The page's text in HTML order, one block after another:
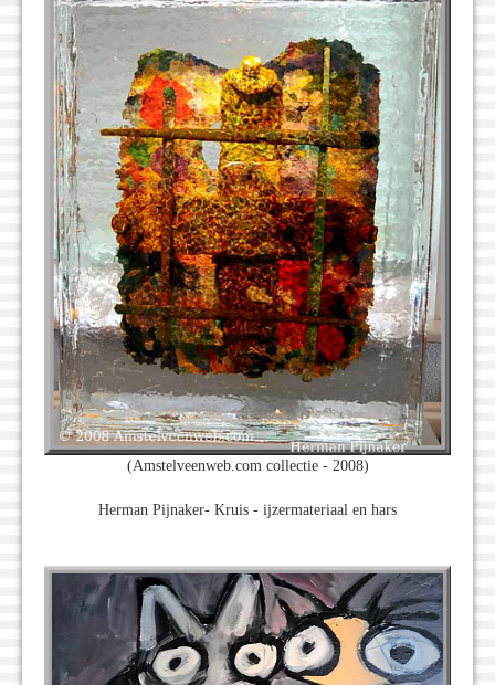
(Amstelveenweb.com collectie - 2008)
Herman Pijnaker- Kruis - ijzermateriaal en hars